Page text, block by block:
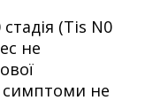
(Tis N0
не
симптоми не